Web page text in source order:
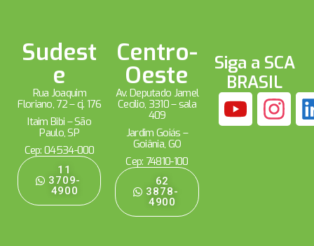
Sudest
e
Rua Joaquim
Floriano, 72 – cj. 176
Itaim Bibi – São
Paulo, SP
Cep: 04534-000
11
3709-
4900
Centro-
Oeste
Av. Deputado Jamel
Cecílio, 3310 – sala
409
Jardim Goiás –
Goiânia, GO
Cep: 74810-100
62
3878-
4900
Siga a SCA
BRASIL